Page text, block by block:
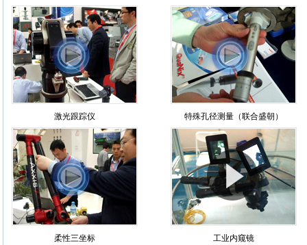
激光跟踪仪 特殊孔径测量（联合盛朝）
柔性三坐标 工业内窥镜